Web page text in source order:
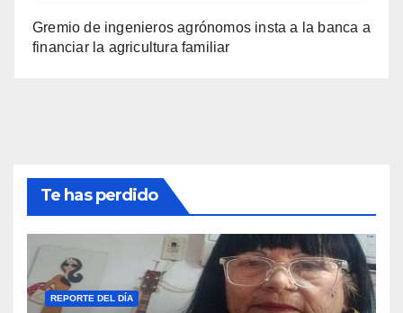
Gremio de ingenieros agrónomos insta a la banca a
financiar la agricultura familiar
Te has perdido
REPORTE DEL DÍA